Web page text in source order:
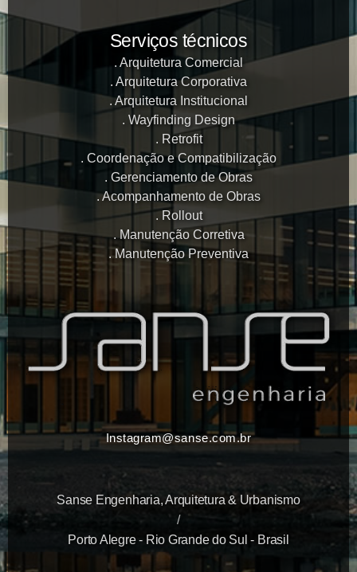
Serviços técnicos
Arquitetura Comercial
Arquitetura Corporativa
Arquitetura Institucional
Wayfinding Design
Retrofit
Coordenação e Compatibilização
Gerenciamento de Obras
Acompanhamento de Obras
Rollout
Manutenção Corretiva
Manutenção Preventiva
Instagram@sanse.com.br
Sanse Engenharia, Arquitetura & Urbanismo
/
Porto Alegre - Rio Grande do Sul - Brasil